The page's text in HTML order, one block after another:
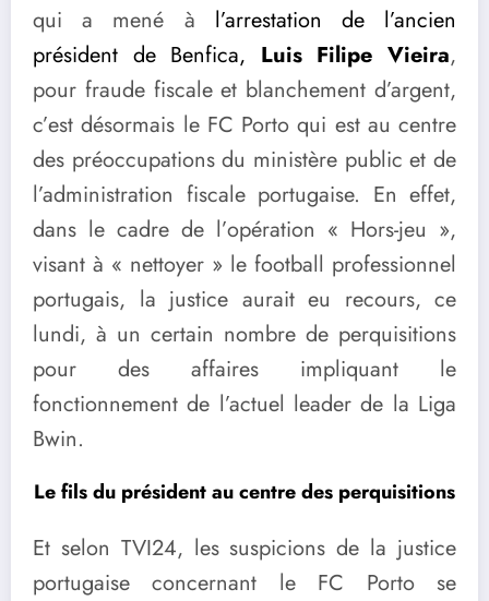
qui a mené à l’arrestation de l’ancien
président de Benfica, Luis Filipe Vieira,
pour fraude fiscale et blanchement d’argent,
c’est désormais le FC Porto qui est au centre
des préoccupations du ministère public et de
l’administration fiscale portugaise. En effet,
dans le cadre de l’opération « Hors-jeu »,
visant à « nettoyer » le football professionnel
portugais, la justice aurait eu recours, ce
lundi, à un certain nombre de perquisitions
pour des affaires impliquant le
fonctionnement de l’actuel leader de la Liga
Bwin.
Le fils du président au centre des perquisitions
Et selon TVI24, les suspicions de la justice
portugaise concernant le FC Porto se